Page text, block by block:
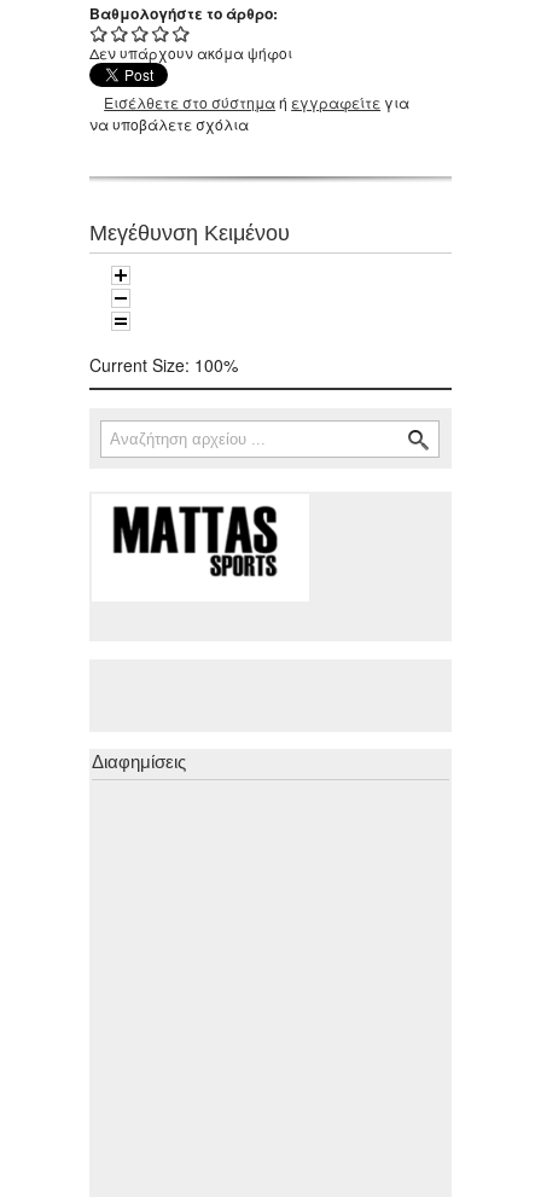
Βαθμολογήστε το άρθρο:
Δεν υπάρχουν ακόμα ψήφοι
Εισέλθετε στο σύστημαή εγγραφείτε για
να υποβάλετε σχόλια
Μεγέθυνση Κειμένου
Current Size: 100%
Φόρμα αναζήτησης
Αναζήτηση
Διαφημίσεις